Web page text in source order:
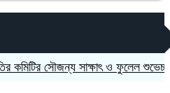
সৌজন্য সাক্ষাৎ ও ফুলেল শুভেচ্ছা